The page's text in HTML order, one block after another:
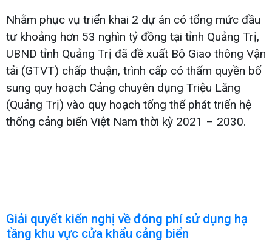
Nhằm phục vụ triển khai 2 dự án có tổng mức đầu
tư khoảng hơn 53 nghìn tỷ đồng tại tỉnh Quảng Trị,
UBND tỉnh Quảng Trị đã đề xuất Bộ Giao thông Vận
tải (GTVT) chấp thuận, trình cấp có thẩm quyền bổ
sung quy hoạch Cảng chuyên dụng Triệu Lăng
(Quảng Trị) vào quy hoạch tổng thể phát triển hệ
thống cảng biển Việt Nam thời kỳ 2021 – 2030.
Giải quyết kiến nghị về đóng phí sử dụng hạ
tầng khu vực cửa khẩu cảng biển